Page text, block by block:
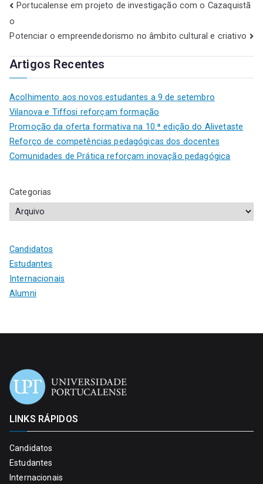
Portucalense em projeto de investigação com o Cazaquistã
o
Potenciar o empreendedorismo no âmbito cultural e criativo
Artigos Recentes
Acolhimento aos novos estudantes a 9 de setembro
Vilanova e Tiffosi reforçam formação
Promoção da oferta formativa na 10.ª edição do Alivetaste
Reforço de competências pedagógicas dos docentes
Comunidades de Prática reforçam inovação pedagógica
Categorias
Candidatos
Estudantes
Internacionais
Alumni
LINKS RÁPIDOS
Candidatos
Estudantes
Internacionais